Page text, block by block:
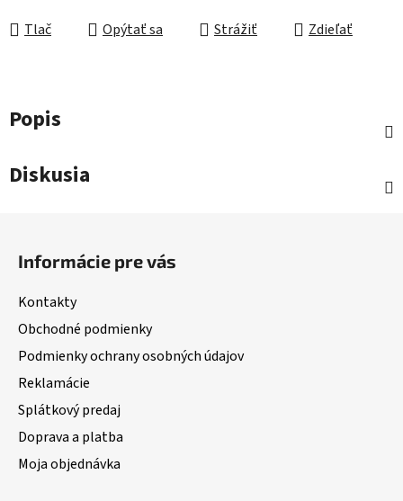
Tlač Opýtať sa Strážiť Zdieľať
Popis
Diskusia
Informácie pre vás
Kontakty
Obchodné podmienky
Podmienky ochrany osobných údajov
Reklamácie
Splátkový predaj
Doprava a platba
Moja objednávka